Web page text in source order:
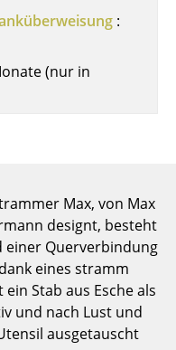
:
(nur in
Max, von Max
designt, besteht
einer Querverbindung
eines stramm
Stab aus Esche als
und nach Lust und
ausgetauscht